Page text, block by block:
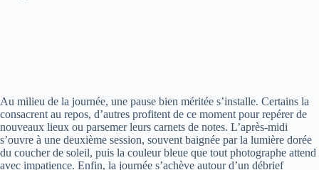
Au milieu de la journée, une pause bien méritée s’installe. Certains la
consacrent au repos, d’autres profitent de ce moment pour repérer de
nouveaux lieux ou parsemer leurs carnets de notes. L’après-midi
s’ouvre à une deuxième session, souvent baignée par la lumière dorée
du coucher de soleil, puis la couleur bleue que tout photographe attend
avec impatience. Enfin, la journée s’achève autour d’un débrief